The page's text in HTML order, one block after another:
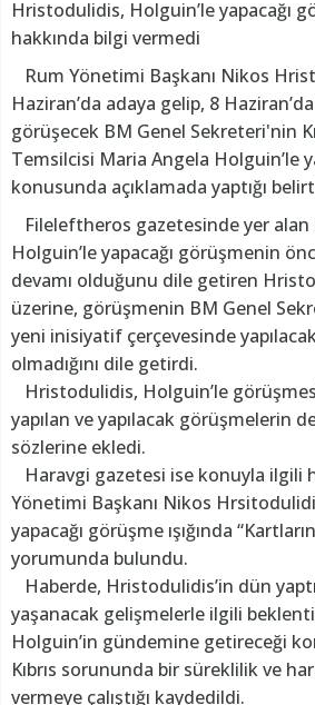
Hristodulidis, Holguin’le yapacağı
hakkında bilgi vermedi
Rum Yönetimi Başkanı Nikos
Haziran’da adaya gelip, 8
görüşecek BM Genel Sekreteri'nin
Temsilcisi Maria Angela Holguin’le
konusunda açıklamada yaptığı
Fileleftheros gazetesinde yer alan
Holguin’le yapacağı görüşmenin
devamı olduğunu dile getiren
üzerine, görüşmenin BM Genel
yeni inisiyatif çerçevesinde
olmadığını dile getirdi.
Hristodulidis, Holguin’le
yapılan ve yapılacak görüşmelerin
sözlerine ekledi.
Haravgi gazetesi ise konuyla ilgili
Yönetimi Başkanı Nikos
yapacağı görüşme ışığında
yorumunda bulundu.
Haberde, Hristodulidis’in dün
yaşanacak gelişmelerle ilgili
Holguin’in gündemine getireceği
Kıbrıs sorununda bir süreklilik ve
vermeye çalıştığı kaydedildi.